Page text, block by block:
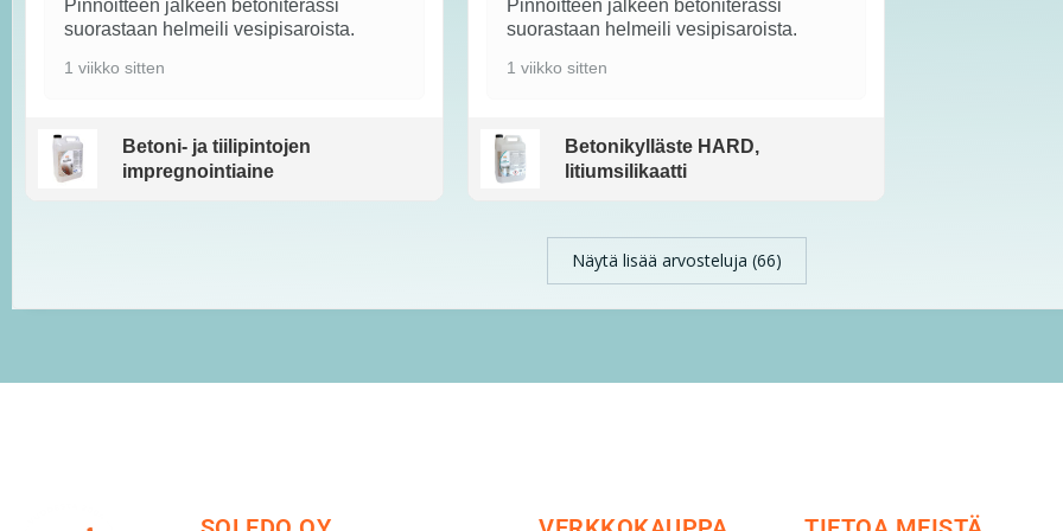
Pinnoitteen jälkeen betoniterassi
suorastaan helmeili vesipisaroista.
1 viikko sitten
Betoni- ja tiilipintojen
impregnointiaine
Pinnoitteen jälkeen betoniterassi
suorastaan helmeili vesipisaroista.
1 viikko sitten
Betonikylläste HARD,
litiumsilikaatti
Näytä lisää arvosteluja (66)